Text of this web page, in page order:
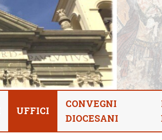
UFFICI
CONVEGNI
DIOCESANI